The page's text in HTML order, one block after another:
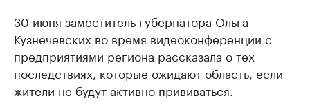
30 июня заместитель губернатора Ольга
Кузнечевских во время видеоконференции с
предприятиями региона рассказала о тех
последствиях, которые ожидают область, если
жители не будут активно прививаться.